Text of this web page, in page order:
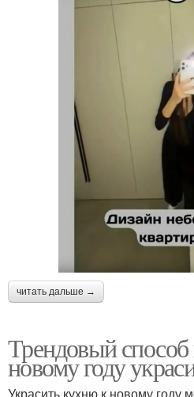
читать дальше →
Трендовый
новому году